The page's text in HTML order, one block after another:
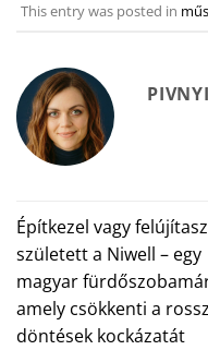
This entry was posted in
Építkezel vagy
született a Niwell – egy
magyar
amely csökkenti a rossz
döntések kockázatát